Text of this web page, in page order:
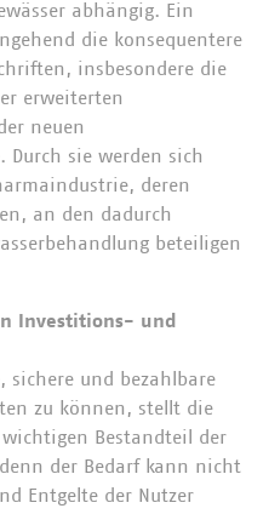
abhängig. Ein
die konsequentere
insbesondere die
erweiterten
neuen
Durch sie werden sich
deren
an den dadurch
beteiligen
Investitions- und
sichere und bezahlbare
zu können, stellt die
Bestandteil der
der Bedarf kann nicht
Entgelte der Nutzer